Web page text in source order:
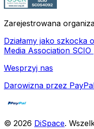
Zarejestrowana
Działamy jako szkocka
Media Association SCIO
Wesprzyj nas
Darowizna przez
© 2026 DiSpace.